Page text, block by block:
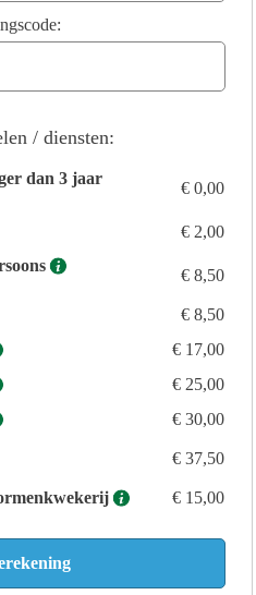
/ diensten:
dan 3 jaar
€ 0,00
€ 2,00
€ 8,50
€ 8,50
€ 17,00
€ 25,00
€ 30,00
€ 37,50
€ 15,00